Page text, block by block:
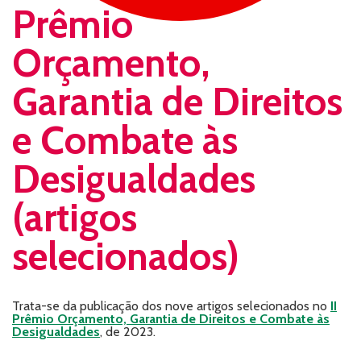
Prêmio
Orçamento,
Garantia de Direitos
e Combate às
Desigualdades
(artigos
selecionados)
Trata-se da publicação dos nove artigos selecionados no II
Prêmio Orçamento, Garantia de Direitos e Combate às
Desigualdades, de 2023.